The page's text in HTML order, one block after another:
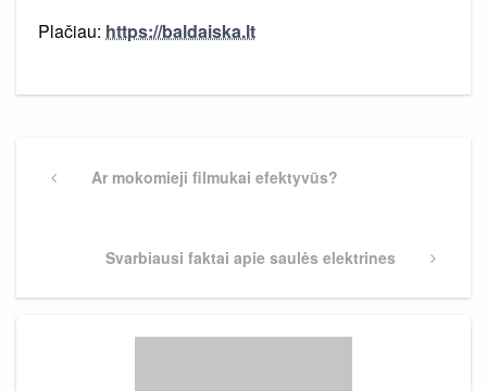
Plačiau: https://baldaiska.lt
tarpPreviousAr mokomieji filmukai efektyvūs?
Next
Svarbiausi faktai apie saulės elektrines